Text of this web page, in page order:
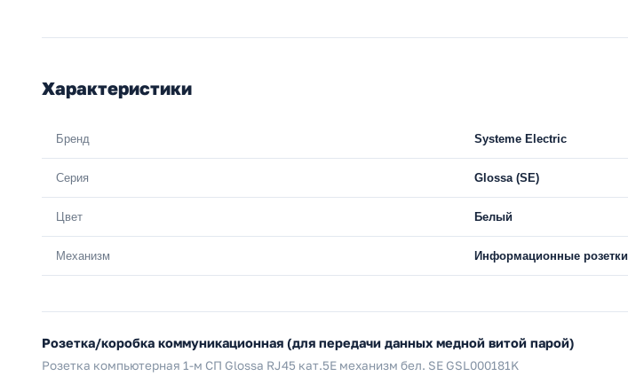
Характеристики
Бренд Systeme Electric
Серия Glossa (SE)
Цвет Белый
Механизм Информационные розетки
Розетка/коробка коммуникационная (для передачи данных медной витой парой)
Розетка компьютерная 1-м СП Glossa RJ45 кат.5E механизм бел. SE GSL000181K